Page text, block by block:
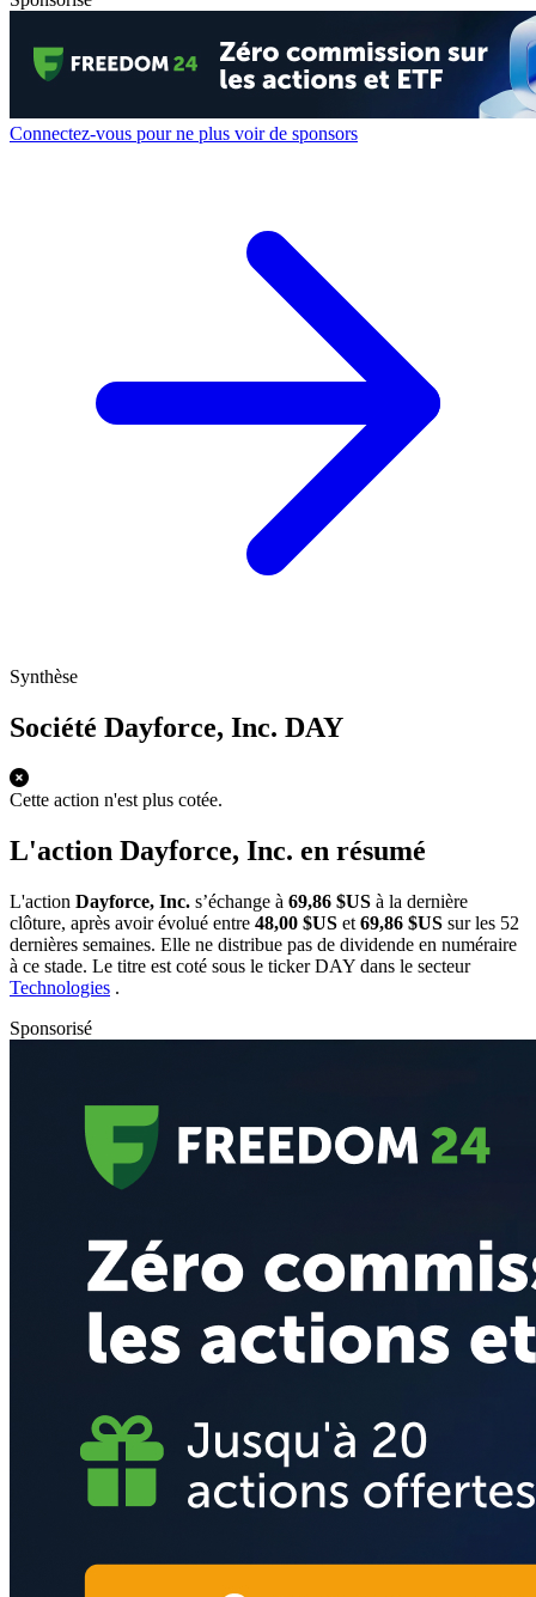
Connectez-vous pour ne plus voir de sponsors
Synthèse
Société Dayforce, Inc. DAY
Cette action n'est plus cotée.
L'action Dayforce, Inc. en résumé
L'action Dayforce, Inc. s’échange à 69,86 $US à la dernière
clôture, après avoir évolué entre 48,00 $US et 69,86 $US sur les 52
dernières semaines. Elle ne distribue pas de dividende en numéraire
à ce stade. Le titre est coté sous le tickerDAY dans le secteur
Technologies .
Sponsorisé